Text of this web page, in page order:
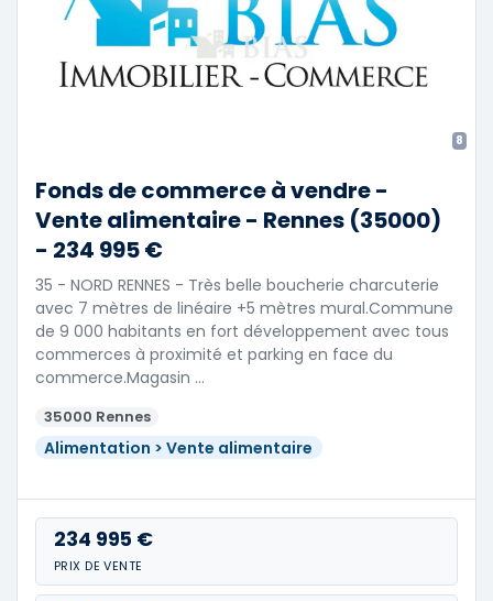
8
Fonds de commerce à vendre -
Vente alimentaire - Rennes (35000)
- 234 995 €
35 - NORD RENNES - Très belle boucherie charcuterie
avec 7 mètres de linéaire +5 mètres mural.Commune
de 9 000 habitants en fort développement avec tous
commerces à proximité et parking en face du
commerce.Magasin …
35000 Rennes
Alimentation > Vente alimentaire
234 995 €
PRIX DE VENTE